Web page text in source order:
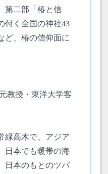
第二部「椿と信
付く全国の神社43
ど、椿の信仰面に
教授・東洋大学客
緑高木で、アジア
日本でも暖帯の海
日本のもとのツバ